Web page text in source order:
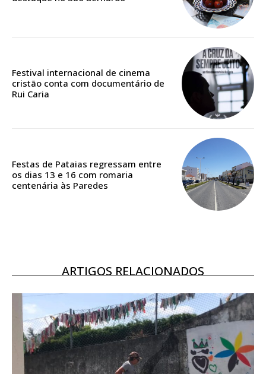
Edição em papel entregue à Quinta-feira em sua
Acesso aos conteúdos Exclusivos para
assinantes
12 meses
Acesso ao conteúdo online
Acesso aos conteúdos Exclusivos para
assinantes
Ofertas para assinatura anual
Festival internacional de cinema
cristão conta com documentário de
Rui Caria
Festas de Pataias regressam entre
os dias 13 e 16 com romaria
centenária às Paredes
ARTIGOS RELACIONADOS